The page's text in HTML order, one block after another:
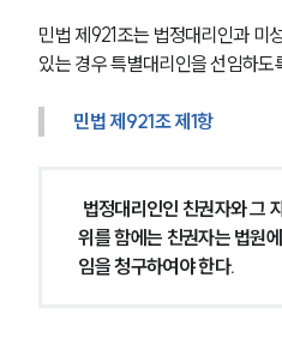
세
대륜법률
민법 제921조는 법정대리인과 미
있는 경우 특별대리인을 선임하도
민법 제921조 제1항
위를 함에는 친권자는 법원
임을 청구하여야 한다.